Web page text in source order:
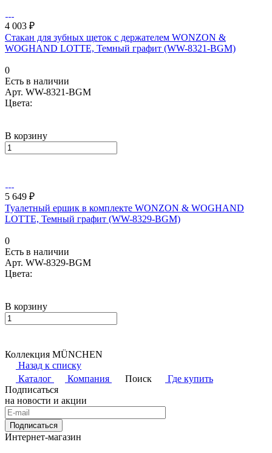
4 003 ₽
Стакан для зубных щеток с держателем WONZON &
WOGHAND LOTTE, Темный графит (WW-8321-BGM)
0
Есть в наличии
Арт. WW-8321-BGM
Цвета:
В корзину
5 649 ₽
Туалетный ершик в комплекте WONZON & WOGHAND
LOTTE, Темный графит (WW-8329-BGM)
0
Есть в наличии
Арт. WW-8329-BGM
Цвета:
В корзину
Коллекция MÜNCHEN
Назад к списку
Каталог
Компания Поиск
Где купить
Подписаться
на новости и акции
Подписаться
Интернет-магазин